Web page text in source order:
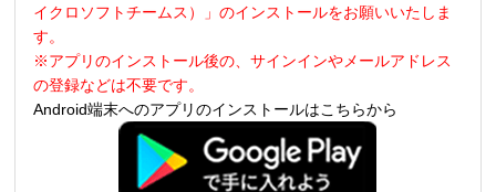
イクロソフトチームス）」のインストールをお願いいたしま
す。
※アプリのインストール後の、サインインやメールアドレス
の登録などは不要です。
Android端末へのアプリのインストールはこちらから